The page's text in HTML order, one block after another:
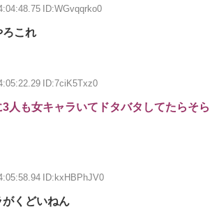
ID:WGvqqrko0
ろこれ
ID:7ciK5Txz0
人も女キャラいてドタバタしてたらそら
ID:kxHBPhJV0
くどいねん